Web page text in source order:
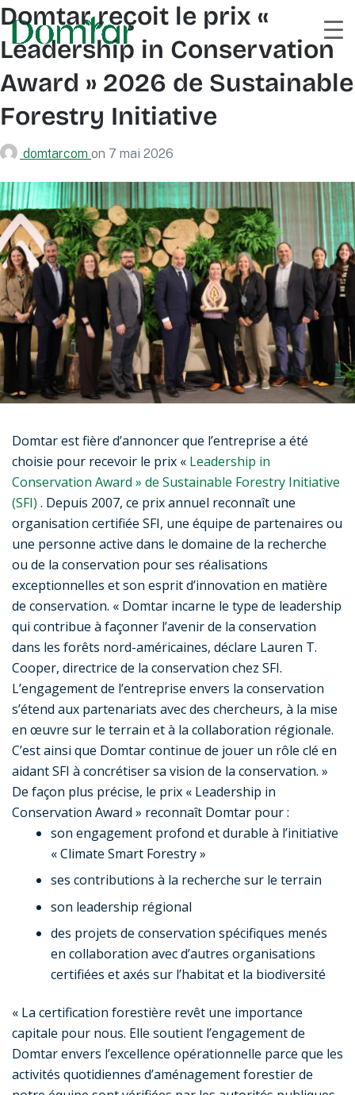
Domtar reçoit le prix «
Leadership in Conservation
Award » 2026 de Sustainable
Forestry Initiative
domtarcom on 7 mai 2026
Domtar est fière d’annoncer que l’entreprise a été
choisie pour recevoir le prix « Leadership in
Conservation Award » de Sustainable Forestry Initiative
(SFI) . Depuis 2007, ce prix annuel reconnaît une
organisation certifiée SFI, une équipe de partenaires ou
une personne active dans le domaine de la recherche
ou de la conservation pour ses réalisations
exceptionnelles et son esprit d’innovation en matière
de conservation. « Domtar incarne le type de leadership
qui contribue à façonner l’avenir de la conservation
dans les forêts nord-américaines, déclare Lauren T.
Cooper, directrice de la conservation chez SFI.
L’engagement de l’entreprise envers la conservation
s’étend aux partenariats avec des chercheurs, à la mise
en œuvre sur le terrain et à la collaboration régionale.
C’est ainsi que Domtar continue de jouer un rôle clé en
aidant SFI à concrétiser sa vision de la conservation. »
De façon plus précise, le prix « Leadership in
Conservation Award » reconnaît Domtar pour :
son engagement profond et durable à l’initiative
« Climate Smart Forestry »
ses contributions à la recherche sur le terrain
son leadership régional
des projets de conservation spécifiques menés
en collaboration avec d’autres organisations
certifiées et axés sur l’habitat et la biodiversité
« La certification forestière revêt une importance
capitale pour nous. Elle soutient l’engagement de
Domtar envers l’excellence opérationnelle parce que les
activités quotidiennes d’aménagement forestier de